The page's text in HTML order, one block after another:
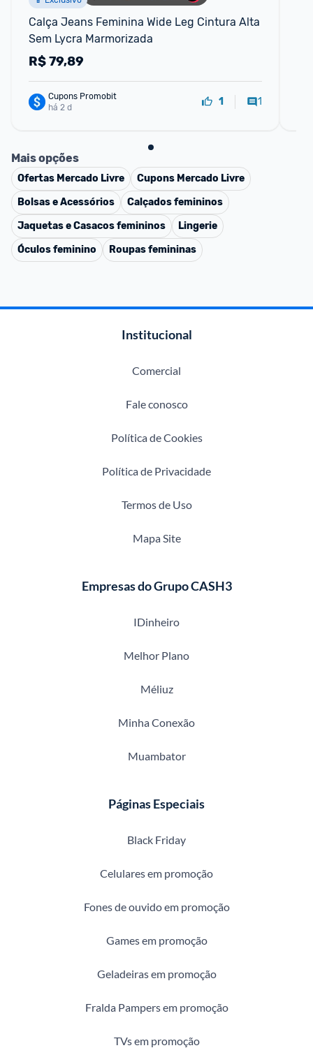
Calça Jeans Feminina Wide Leg Cintura Alta
Sem Lycra Marmorizada
R$79,89
Cupons Promobit
há 2 d
1 1
Mais opções
Ofertas Mercado Livre Cupons Mercado Livre
Bolsas e Acessórios
Calçados femininos
Jaquetas e Casacos femininos
Lingerie
Óculos feminino
Roupas femininas
Institucional
Comercial
Fale conosco
Política de Cookies
Política de Privacidade
Termos de Uso
Mapa Site
Empresas do Grupo CASH3
IDinheiro
Melhor Plano
Méliuz
Minha Conexão
Muambator
Páginas Especiais
Black Friday
Celulares em promoção
Fones de ouvido em promoção
Games em promoção
Geladeiras em promoção
Fralda Pampers em promoção
TVs em promoção